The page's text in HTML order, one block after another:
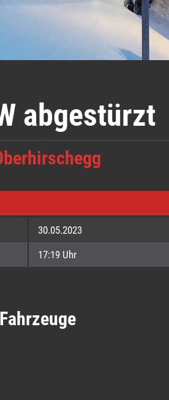
abgestürzt
30.05.2023
17:19 Uhr